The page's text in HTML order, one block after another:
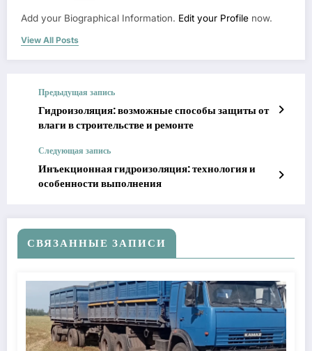
Add your Biographical Information. Edit your Profile now.
View All Posts
Предыдущая запись
Гидроизоляция: возможные способы защиты от
влаги в строительстве и ремонте
Следующая запись
Инъекционная гидроизоляция: технология и
особенности выполнения
СВЯЗАННЫЕ ЗАПИСИ